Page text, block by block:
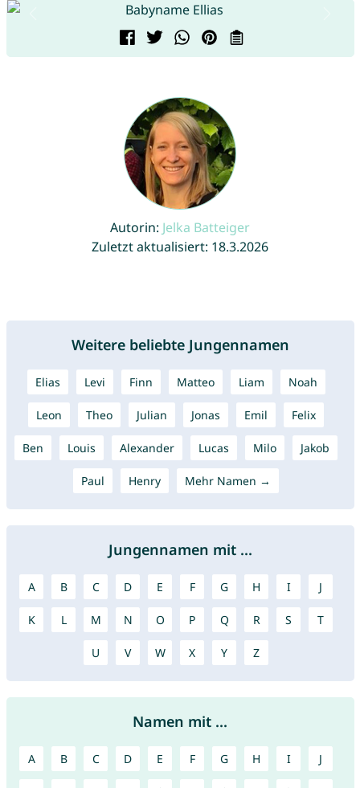
Autorin: Jelka Batteiger
Zuletzt aktualisiert: 18.3.2026
Weitere beliebte Jungennamen
Elias Levi Finn Matteo Liam Noah
Leon Theo Julian Jonas Emil Felix
Ben Louis Alexander Lucas Milo Jakob
Paul Henry Mehr Namen →
Jungennamen mit ...
A B C D E F G H I J
K L M N O P Q R S T
U V W X Y Z
Namen mit ...
A B C D E F G H I J